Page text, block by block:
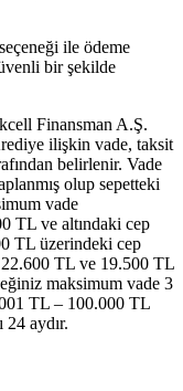
ile ödeme
bir şekilde
Finansman A.Ş.
ilişkin vade, taksit
belirlenir. Vade
olup sepetteki
vade
TL ve altındaki cep
TL üzerindeki cep
22.600 TL ve 19.500 TL
maksimum vade 3
TL – 100.000 TL
24 aydır.